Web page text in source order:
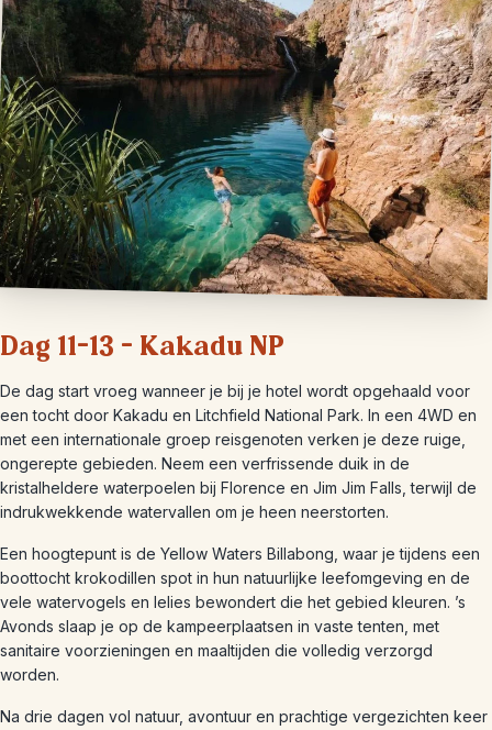
Dag 11-13 – Kakadu NP
De dag start vroeg wanneer je bij je hotel wordt opgehaald voor
een tocht door Kakadu en Litchfield National Park. In een 4WD en
met een internationale groep reisgenoten verken je deze ruige,
ongerepte gebieden. Neem een verfrissende duik in de
kristalheldere waterpoelen bij Florence en Jim Jim Falls, terwijl de
indrukwekkende watervallen om je heen neerstorten.
Een hoogtepunt is de Yellow Waters Billabong, waar je tijdens een
boottocht krokodillen spot in hun natuurlijke leefomgeving en de
vele watervogels en lelies bewondert die het gebied kleuren. ’s
Avonds slaap je op de kampeerplaatsen in vaste tenten, met
sanitaire voorzieningen en maaltijden die volledig verzorgd
worden.
Na drie dagen vol natuur, avontuur en prachtige vergezichten keer